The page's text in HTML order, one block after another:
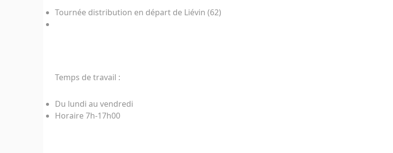
Tournée distribution en départ de Liévin (62)
Temps de travail :
Du lundi au vendredi
Horaire 7h-17h00